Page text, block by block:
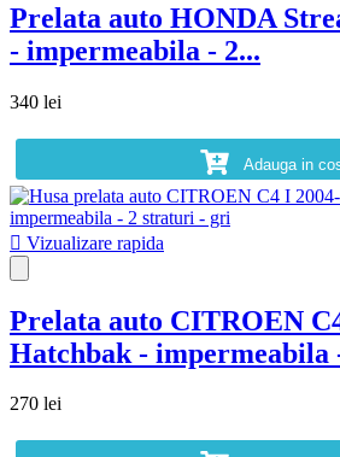
Prelata auto HONDA
- impermeabila - 2...
340 lei
Adauga in
 Vizualizare rapida
Prelata auto CITROEN
Hatchbak - impermeabila
270 lei